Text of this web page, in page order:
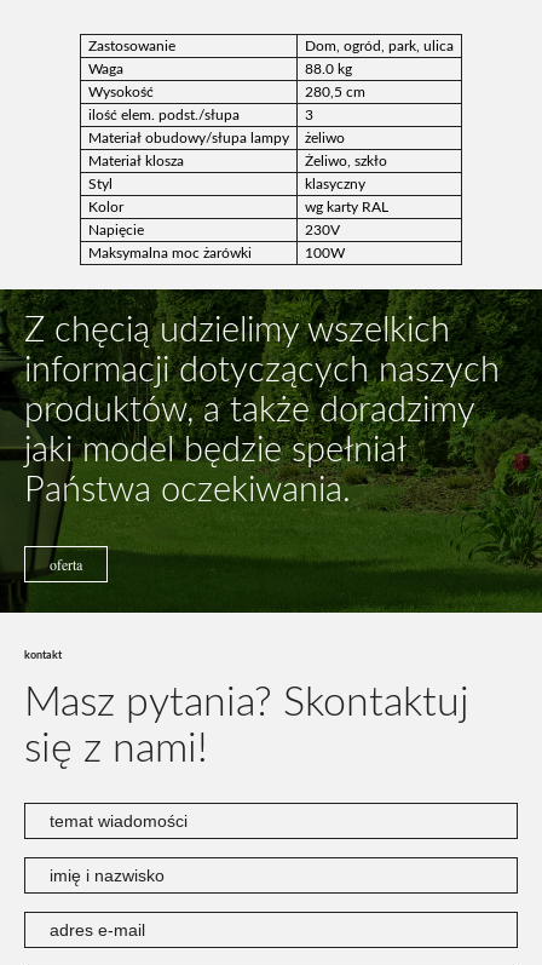
Zastosowanie
Dom, ogród, park, ulica
Waga
88.0 kg
Wysokość
280,5 cm
ilość elem. podst./słupa
3
Materiał obudowy/słupa lampy
żeliwo
Materiał klosza
Żeliwo, szkło
Styl
klasyczny
Kolor
wg karty RAL
Napięcie
230V
Maksymalna moc żarówki
100W
Z chęcią udzielimy wszelkich
informacji dotyczących naszych
produktów, a także doradzimy
jaki model będzie spełniał
Państwa oczekiwania.
oferta
kontakt
Masz pytania? Skontaktuj
się z nami!